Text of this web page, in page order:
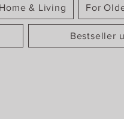
Home & Living For
Bestseller